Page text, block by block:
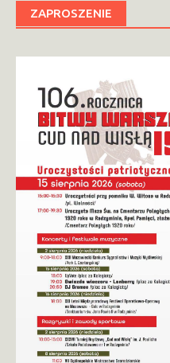
ZAPROSZENIE